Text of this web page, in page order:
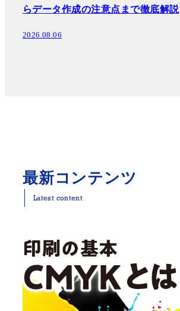
らデータ作成の注意点まで徹底解説
2026.08.06
最新コンテンツ
Latest content